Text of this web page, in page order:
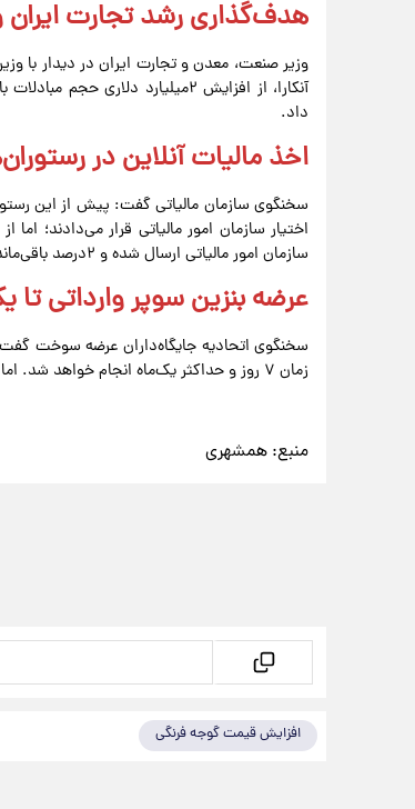
هدف‌گذاری رشد تجارت ایران
وزیر صنعت، معدن و تجارت ایران در دیدار با
داد.
اخذ مالیات آنلاین در
سازمان امور مالیاتی ارسال شده و ۲درصد باقی‌مانده برای تصفیه در پایان دوره مالیاتی نگهداری می‌شود.
عرضه بنزین سوپر وارداتی تا
سخنگوی اتحادیه جایگاه‌داران عرضه سوخت
زمان ۷ روز و حداکثر یک‌ماه انجام خواهد شد. اما احتمالا زمان عرضه زودتر از این تاریخ خواهد بود.
منبع: همشهری
افزایش قیمت گوجه فرنگی